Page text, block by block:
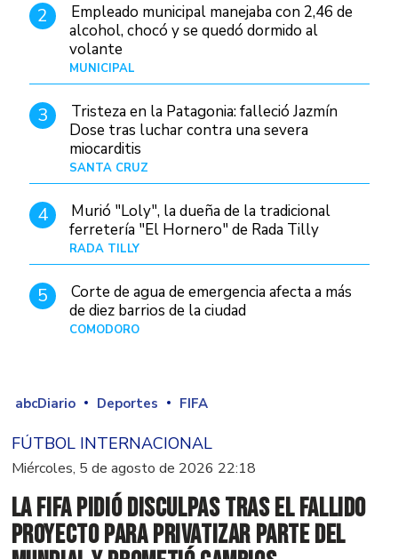
2
Empleado municipal manejaba con 2,46 de
alcohol, chocó y se quedó dormido al
volante
MUNICIPAL
3
Tristeza en la Patagonia: falleció Jazmín
Dose tras luchar contra una severa
miocarditis
SANTA CRUZ
4
Murió "Loly", la dueña de la tradicional
ferretería "El Hornero" de Rada Tilly
RADA TILLY
5
Corte de agua de emergencia afecta a más
de diez barrios de la ciudad
COMODORO
abcDiario Deportes FIFA
FÚTBOL INTERNACIONAL
Miércoles, 5 de agosto de 2026 22:18
La FIFA pidió disculpas tras el fallido
proyecto para privatizar parte del